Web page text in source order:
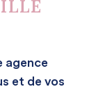
agence
et de vos